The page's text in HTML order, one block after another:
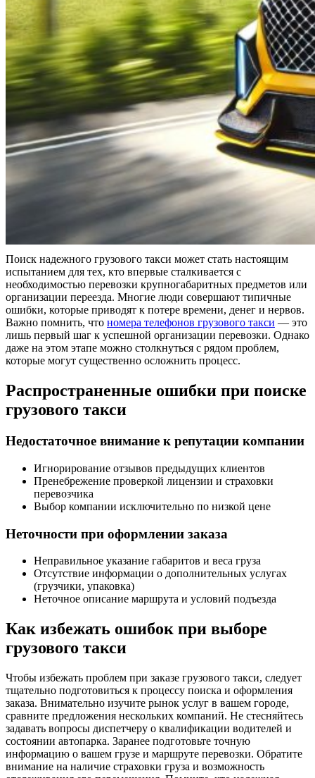
Поиск надежного грузового такси может стать настоящим
испытанием для тех, кто впервые сталкивается с
необходимостью перевозки крупногабаритных предметов или
организации переезда. Многие люди совершают типичные
ошибки, которые приводят к потере времени, денег и нервов.
Важно помнить, что номера телефонов грузового такси — это
лишь первый шаг к успешной организации перевозки. Однако
даже на этом этапе можно столкнуться с рядом проблем,
которые могут существенно осложнить процесс.
Распространенные ошибки при поиске
грузового такси
Недостаточное внимание к репутации компании
Игнорирование отзывов предыдущих клиентов
Пренебрежение проверкой лицензии и страховки
перевозчика
Выбор компании исключительно по низкой цене
Неточности при оформлении заказа
Неправильное указание габаритов и веса груза
Отсутствие информации о дополнительных услугах
(грузчики, упаковка)
Неточное описание маршрута и условий подъезда
Как избежать ошибок при выборе
грузового такси
Чтобы избежать проблем при заказе грузового такси, следует
тщательно подготовиться к процессу поиска и оформления
заказа. Внимательно изучите рынок услуг в вашем городе,
сравните предложения нескольких компаний. Не стесняйтесь
задавать вопросы диспетчеру о квалификации водителей и
состоянии автопарка. Заранее подготовьте точную
информацию о вашем грузе и маршруте перевозки. Обратите
внимание на наличие страховки груза и возможность